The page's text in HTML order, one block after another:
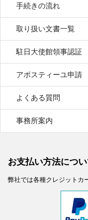
手続きの流れ
取り扱い文書一覧
駐日大使館領事認証
アポスティーユ申
よくある質問
事務所案内
お支払い方法につ
弊社では各種クレジットカ